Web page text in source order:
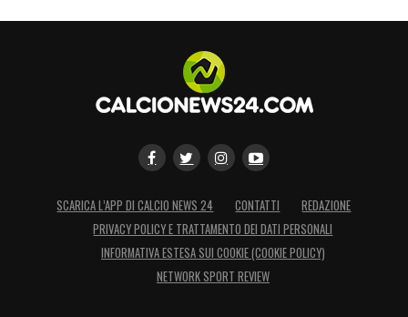
SCARICA L’APP DI CALCIO NEWS 24 CONTATTI
REDAZIONE
PRIVACY POLICY E TRATTAMENTO DEI DATI PERSONALI
INFORMATIVA ESTESA SUI COOKIE (COOKIE POLICY)
NETWORK SPORT REVIEW